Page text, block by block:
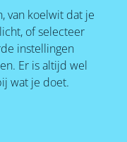
van koelwit dat je
of selecteer
instellingen
Er is altijd wel
wat je doet.